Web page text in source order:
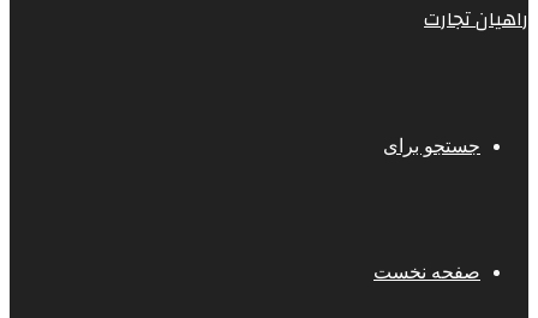
راهیان تجارت
جستجو برای
صفحه نخست